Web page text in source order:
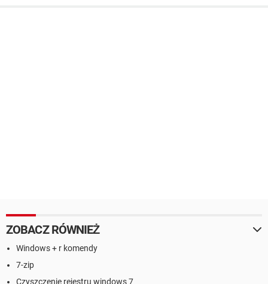
ZOBACZ RÓWNIEŻ
Windows + r komendy
7-zip
Czyszczenie rejestru windows 7